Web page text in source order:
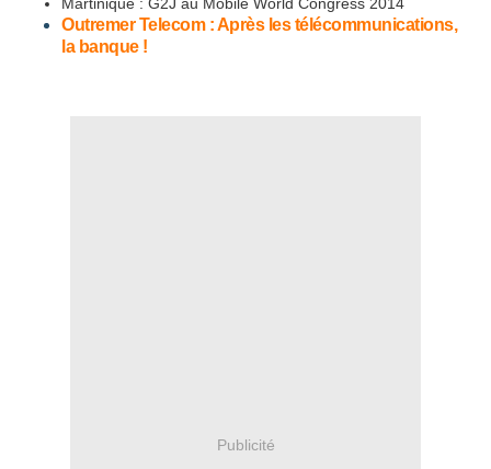
Outremer Telecom : Après les télécommunications,
la banque !
Publicité